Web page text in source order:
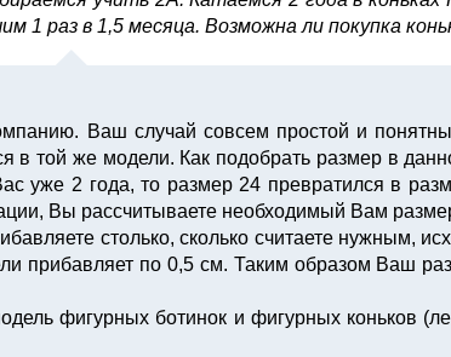
1 раз в 1,5 месяца. Возможна ли покупка
Ваш случай совсем простой и
в той же модели. Как подобрать размер в
уже 2 года, то размер 24 превратился в
Вы рассчитываете необходимый Вам
столько, сколько считаете нужным,
прибавляет по 0,5 см. Таким образом Ваш
фигурных ботинок и фигурных коньков